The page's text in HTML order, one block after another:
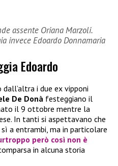
assente Oriana Marzoli.
invece Edoardo Donnamaria
Edoardo
dall’altra i due ex vipponi
De Donà festeggiano il
il 9 ottobre mentre la
In tanti si aspettavano che
sì a entrambi, ma in particolare
però così non è
in alcuna storia